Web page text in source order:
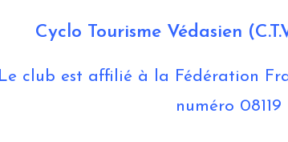
Cyclo Tourisme Védasien
Le club est affilié à la Fédération
numéro 08119